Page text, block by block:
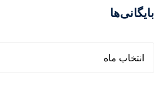
بایگانی‌ها